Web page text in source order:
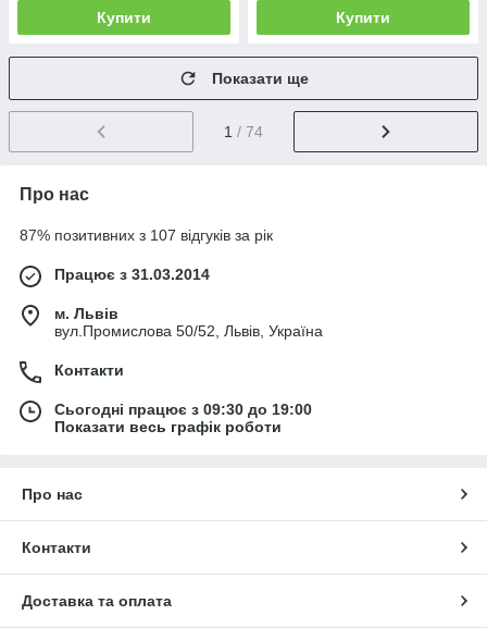
Купити Купити
Показати ще
1 / 74
Про нас
87% позитивних з 107 відгуків за рік
Працює з 31.03.2014
м. Львів
вул.Промислова 50/52, Львів, Україна
Контакти
Сьогодні працює з 09:30 до 19:00
Показати весь графік роботи
Про нас
Контакти
Доставка та оплата